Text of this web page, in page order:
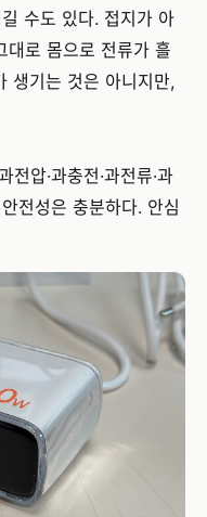
수도 있다. 접지가 아
대로 몸으로 전류가 흘
생기는 것은 아니지만,
압·과충전·과전류·과
전성은 충분하다. 안심